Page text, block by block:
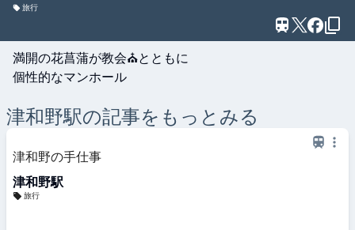
旅行
満開の花菖蒲が教会⛪️とともに
個性的なマンホール
津和野駅の記事をもっとみる
津和野の手仕事
津和野駅
旅行